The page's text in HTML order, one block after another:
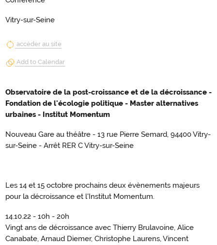
Vitry-sur-Seine
accéder au site
Add to Calendar
Observatoire de la post-croissance et de la décroissance -
Fondation de l'écologie politique - Master alternatives
urbaines - Institut Momentum
Nouveau Gare au théâtre - 13 rue Pierre Semard, 94400 Vitry-
sur-Seine - Arrêt RER C Vitry-sur-Seine
Les 14 et 15 octobre prochains deux évènements majeurs
pour la décroissance et l'Institut Momentum.
14.10.22 - 10h - 20h
Vingt ans de décroissance avec Thierry Brulavoine, Alice
Canabate, Arnaud Diemer, Christophe Laurens, Vincent